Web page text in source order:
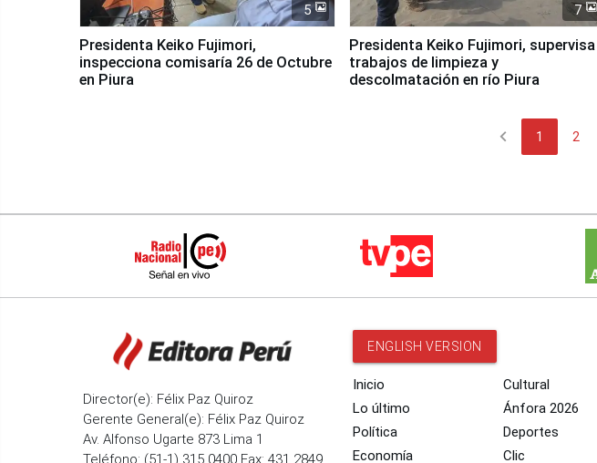
5
Presidenta Keiko Fujimori,
inspecciona comisaría 26 de Octubre
en Piura
7
Presidenta Keiko Fujimori, supervisa
trabajos de limpieza y
descolmatación en río Piura
chevron_left 1 2
Director(e): Félix Paz Quiroz
Gerente General(e): Félix Paz Quiroz
Av. Alfonso Ugarte 873 Lima 1
Teléfono: (51-1) 315 0400 Fax: 431 2849
ENGLISH VERSION
Inicio
Lo último
Política
Economía
Cultural
Ánfora 2026
Deportes
Clic